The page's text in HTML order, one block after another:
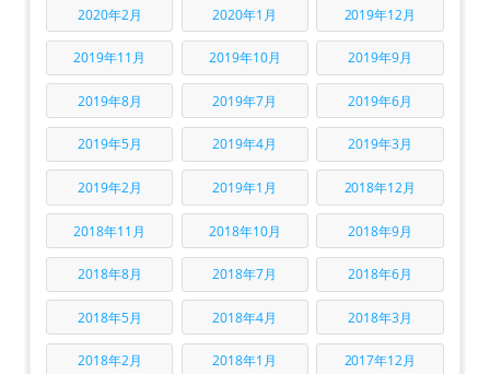
2020年2月 2020年1月 2019年12月
2019年11月 2019年10月 2019年9月
2019年8月 2019年7月 2019年6月
2019年5月 2019年4月 2019年3月
2019年2月 2019年1月 2018年12月
2018年11月 2018年10月 2018年9月
2018年8月 2018年7月 2018年6月
2018年5月 2018年4月 2018年3月
2018年2月 2018年1月 2017年12月